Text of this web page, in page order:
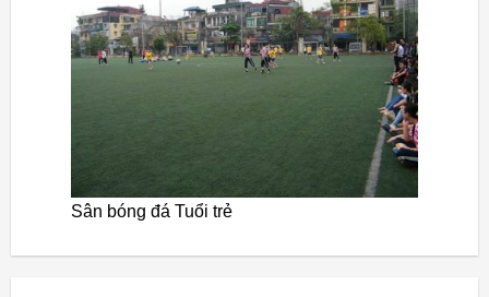
Sân bóng đá Tuổi trẻ